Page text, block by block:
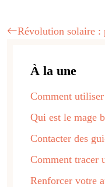
Révolution solaire :
À la une
Comment utiliser
Qui est le mage
Contacter des
Comment tracer
Renforcer votre